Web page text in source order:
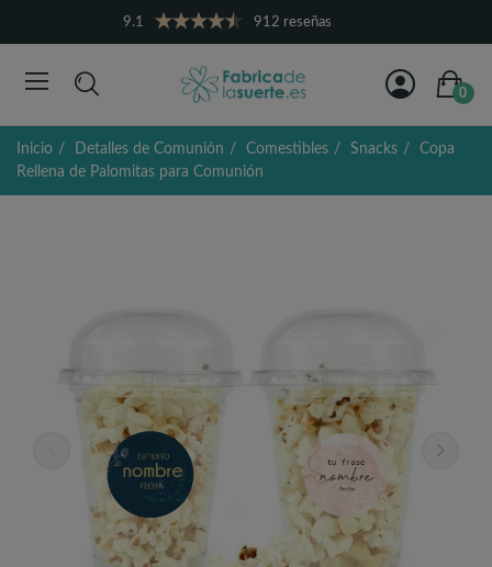
9.1 912 reseñas
0
Inicio Detalles de Comunión Comestibles Snacks
Copa
Rellena de Palomitas para Comunión